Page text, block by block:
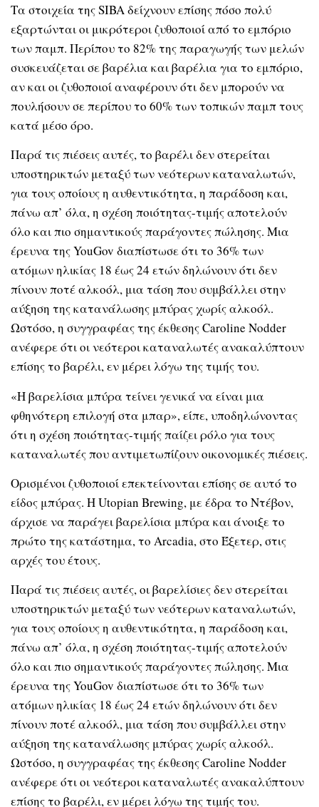
Τα στοιχεία της SIBA δείχνουν επίσης πόσο πολύ
εξαρτώνται οι μικρότεροι ζυθοποιοί από το εμπόριο
των παμπ. Περίπου το 82% της παραγωγής των μελών
συσκευάζεται σε βαρέλια και βαρέλια για το εμπόριο,
αν και οι ζυθοποιοί αναφέρουν ότι δεν μπορούν να
πουλήσουν σε περίπου το 60% των τοπικών παμπ τους
κατά μέσο όρο.
Παρά τις πιέσεις αυτές, το βαρέλι δεν στερείται
υποστηρικτών μεταξύ των νεότερων καταναλωτών,
για τους οποίους η αυθεντικότητα, η παράδοση και,
πάνω απ’ όλα, η σχέση ποιότητας-τιμής αποτελούν
όλο και πιο σημαντικούς παράγοντες πώλησης. Μια
έρευνα της YouGov διαπίστωσε ότι το 36% των
ατόμων ηλικίας 18 έως 24 ετών δηλώνουν ότι δεν
πίνουν ποτέ αλκοόλ, μια τάση που συμβάλλει στην
αύξηση της κατανάλωσης μπύρας χωρίς αλκοόλ.
Ωστόσο, η συγγραφέας της έκθεσης Caroline Nodder
ανέφερε ότι οι νεότεροι καταναλωτές ανακαλύπτουν
επίσης το βαρέλι, εν μέρει λόγω της τιμής του.
«Η βαρελίσια μπύρα τείνει γενικά να είναι μια
φθηνότερη επιλογή στα μπαρ», είπε, υποδηλώνοντας
ότι η σχέση ποιότητας-τιμής παίζει ρόλο για τους
καταναλωτές που αντιμετωπίζουν οικονομικές πιέσεις.
Ορισμένοι ζυθοποιοί επεκτείνονται επίσης σε αυτό το
είδος μπύρας. Η Utopian Brewing, με έδρα το Ντέβον,
άρχισε να παράγει βαρελίσια μπύρα και άνοιξε το
πρώτο της κατάστημα, το Arcadia, στο Έξετερ, στις
αρχές του έτους.
Παρά τις πιέσεις αυτές, οι βαρελίσιες δεν στερείται
υποστηρικτών μεταξύ των νεότερων καταναλωτών,
για τους οποίους η αυθεντικότητα, η παράδοση και,
πάνω απ’ όλα, η σχέση ποιότητας-τιμής αποτελούν
όλο και πιο σημαντικούς παράγοντες πώλησης. Μια
έρευνα της YouGov διαπίστωσε ότι το 36% των
ατόμων ηλικίας 18 έως 24 ετών δηλώνουν ότι δεν
πίνουν ποτέ αλκοόλ, μια τάση που συμβάλλει στην
αύξηση της κατανάλωσης μπύρας χωρίς αλκοόλ.
Ωστόσο, η συγγραφέας της έκθεσης Caroline Nodder
ανέφερε ότι οι νεότεροι καταναλωτές ανακαλύπτουν
επίσης το βαρέλι, εν μέρει λόγω της τιμής του.